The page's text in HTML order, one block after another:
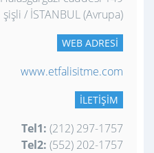
şişli / İSTANBUL (Avrupa)
WEB ADRESI
www.etfalisitme.com
İLETIŞIM
Tel1: (212) 297-1757
Tel2: (552) 202-1757